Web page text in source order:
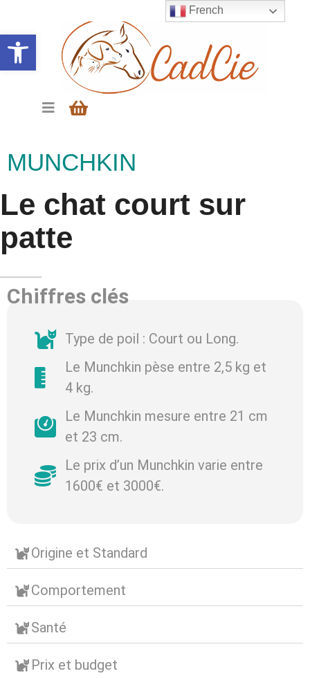
Ouvrir la barre d’outils
MUNCHKIN
Le chat court sur
patte
Chiffres clés
Type de poil : Court ou Long.
Le Munchkin pèse entre 2,5 kg et
4 kg.
Le Munchkin mesure entre 21 cm
et 23 cm.
Le prix d’un Munchkin varie entre
1600€ et 3000€.
Origine et Standard
Comportement
Santé
Prix et budget
French